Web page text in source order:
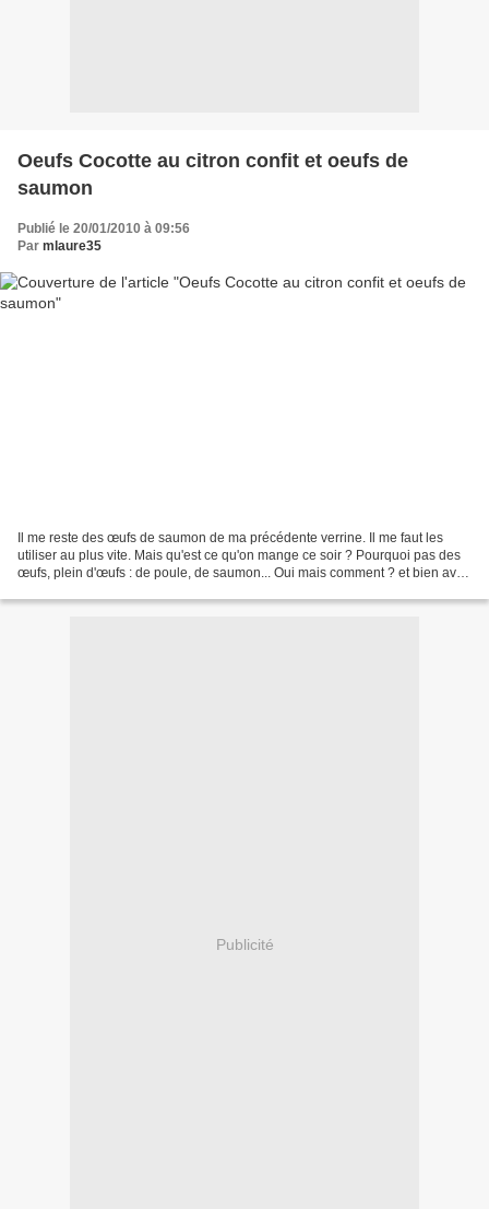
Oeufs Cocotte au citron confit et oeufs de
saumon
Publié le 20/01/2010 à 09:56
Par mlaure35
Il me reste des œufs de saumon de ma précédente verrine. Il me faut les
utiliser au plus vite. Mais qu'est ce qu'on mange ce soir ? Pourquoi pas des
œufs, plein d'œufs : de poule, de saumon... Oui mais comment ? et bien avec
Publicité